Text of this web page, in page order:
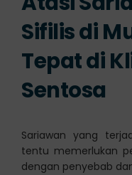
Sifilis di
Tepat di
Sentosa
Sariawan yang
tentu memerlukan
dengan penyebab